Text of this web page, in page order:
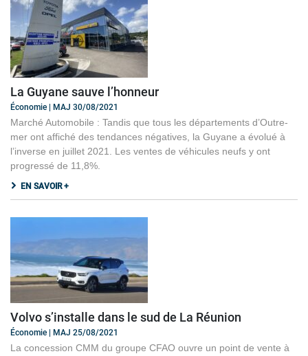
La Guyane sauve l’honneur
Économie | MAJ 30/08/2021
Marché Automobile : Tandis que tous les départements d’Outre-
mer ont affiché des tendances négatives, la Guyane a évolué à
l’inverse en juillet 2021. Les ventes de véhicules neufs y ont
progressé de 11,8%.
EN SAVOIR +
Volvo s’installe dans le sud de La Réunion
Économie | MAJ 25/08/2021
La concession CMM du groupe CFAO ouvre un point de vente à